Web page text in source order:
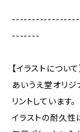
-------
【イラストについて】
あいうえ堂オリ
リントしています。
イラストの耐久性